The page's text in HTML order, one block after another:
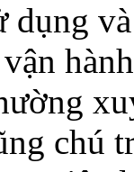
dụng
chú